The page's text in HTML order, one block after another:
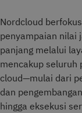
Nordcloud
penyampaian nilai
panjang melalui
mencakup seluruh
cloud—mulai dari
dan
hingga eksekusi